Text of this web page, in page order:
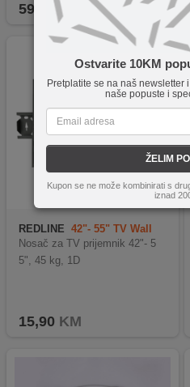
Ostvarite 10KM
Pretplatite se na naš newsletter
naše popuste i
ŽELIM
Kupon se ne može kombinirati s
iznad
599,90KM
REDLINE 42"- 55" TV Wall
Bracket
Nosač za TV prijemnik 42"- 5
5", 45 kg, 1D
15,90 KM